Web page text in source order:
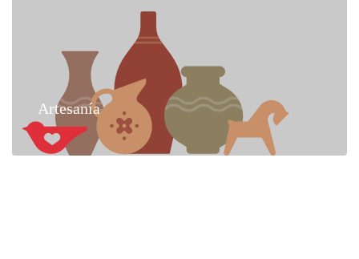
Artesanía